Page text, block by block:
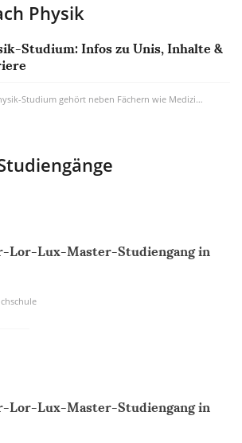
Physik
Studium: Infos zu Unis, Inhalte &
Das Physik-Studium gehört neben Fächern wie Medizin, Jura und Biologie mit zu den...
Lor-Lux-Master-Studiengang in
Lor-Lux-Master-Studiengang in